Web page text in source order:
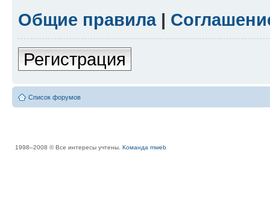
Общие правила|
Регистрация
Список форумов
1998–2008 © Все интересы учтены. Команда mweb